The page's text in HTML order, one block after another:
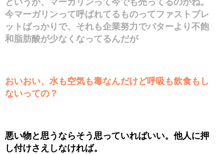
今マーガリンって呼ばれてるものってファストブレ
ットばっかりで、それも企業努力でバターより不飽
和脂肪酸が少なくなってるんだが
おいおい、水も空気も毒なんだけど呼吸も飲食もし
ないっての？
悪い物と思うならそう思っていればいい。他人に押
し付けさえしなければ。